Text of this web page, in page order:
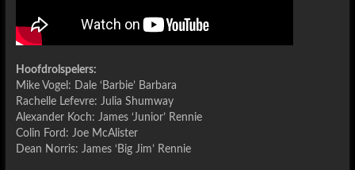
Hoofdrolspelers:
Mike Vogel: Dale ‘Barbie’ Barbara
Rachelle Lefevre: Julia Shumway
Alexander Koch: James ‘Junior’ Rennie
Colin Ford: Joe McAlister
Dean Norris: James ‘Big Jim’ Rennie